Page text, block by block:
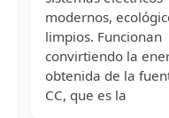
modernos,
limpios. Funcionan
convirtiendo la
obtenida de la
CC, que es la